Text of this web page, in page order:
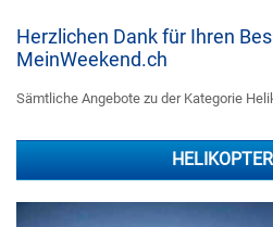
Herzlichen Dank für Ihren
MeinWeekend.ch
Sämtliche Angebote zu der Kategorie